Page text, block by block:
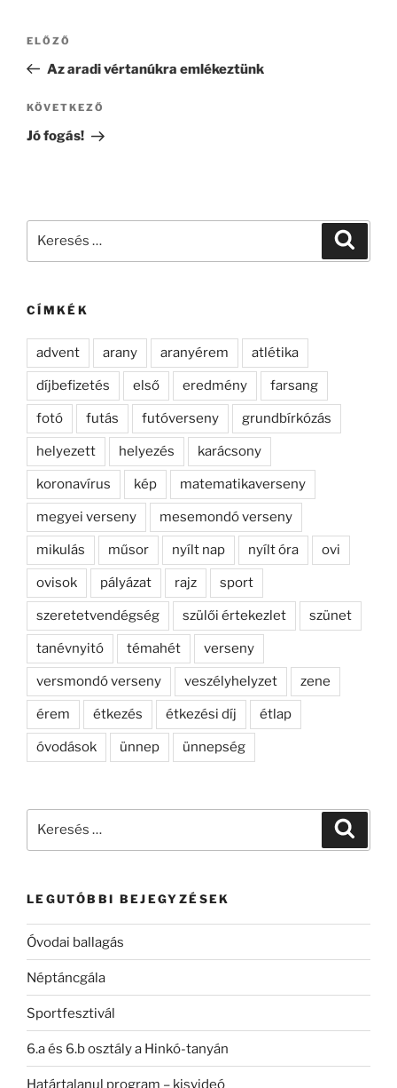
Bejegyzés
Korábbi
bejegyzés
ELŐZŐ
Az aradi vértanúkra emlékeztünk
Következő
bejegyzés
KÖVETKEZŐ
Jó fogás!
CÍMKÉK
advent arany aranyérem atlétika
díjbefizetés első eredmény farsang
fotó futás futóverseny grundbírkózás
helyezett helyezés karácsony
koronavírus kép matematikaverseny
megyei verseny mesemondó verseny
mikulás műsor nyílt nap nyílt óra ovi
ovisok pályázat rajz sport
szeretetvendégség szülői értekezlet szünet
tanévnyitó témahét verseny
versmondó verseny veszélyhelyzet zene
érem étkezés étkezési díj étlap
óvodások ünnep ünnepség
LEGUTÓBBI BEJEGYZÉSEK
Óvodai ballagás
Néptáncgála
Sportfesztivál
6.a és 6.b osztály a Hinkó-tanyán
Határtalanul program – kisvideó